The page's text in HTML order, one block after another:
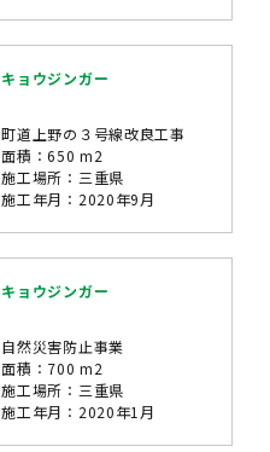
キョウジンガー
町道上野の３号線改良工事
面積：650 m2
施工場所：三重県
施工年月：2020年9月
キョウジンガー
自然災害防止事業
面積：700 m2
施工場所：三重県
施工年月：2020年1月